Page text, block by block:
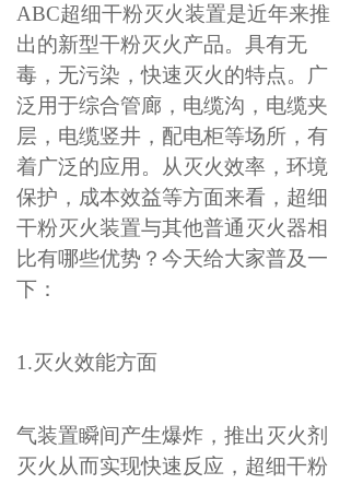
联系我们
ABC超细干粉灭火装置是近年来推
出的新型干粉灭火产品。具有无
毒，无污染，快速灭火的特点。广
泛用于综合管廊，电缆沟，电缆夹
层，电缆竖井，配电柜等场所，有
着广泛的应用。从灭火效率，环境
保护，成本效益等方面来看，超细
干粉灭火装置与其他普通灭火器相
比有哪些优势？今天给大家普及一
下：
1.灭火效能方面
气装置瞬间产生爆炸，推出灭火剂
灭火从而实现快速反应，超细干粉